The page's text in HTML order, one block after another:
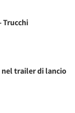
Trucchi
nel trailer di lancio